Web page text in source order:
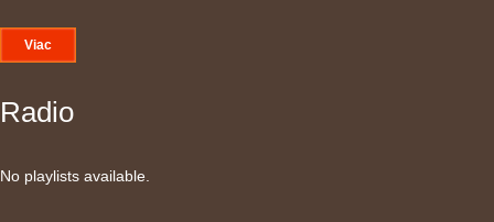
Viac
Radio
No playlists available.